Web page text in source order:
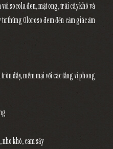
socola đen,mật ong,trái cây khôvà
thùng Oloroso đem đến cảm giác ấm
đầy, mềm mại với các tầng vị phong
nho khô, cam sấy